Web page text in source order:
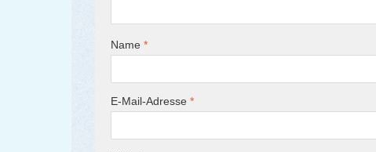
Name *
E-Mail-Adresse *